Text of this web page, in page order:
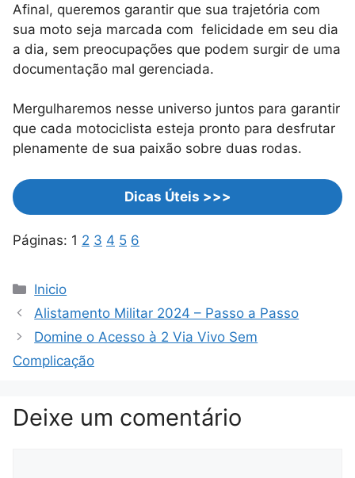
Afinal, queremos garantir que sua trajetória com
sua moto seja marcada com felicidade em seu dia
a dia, sem preocupações que podem surgir de uma
documentação mal gerenciada.
Mergulharemos nesse universo juntos para garantir
que cada motociclista esteja pronto para desfrutar
plenamente de sua paixão sobre duas rodas.
Dicas Úteis >>>
Páginas: 1 2 3 4 5 6
Categorias
Inicio
Alistamento Militar 2024 – Passo a Passo
Domine o Acesso à 2 Via Vivo Sem
Complicação
Deixe um comentário